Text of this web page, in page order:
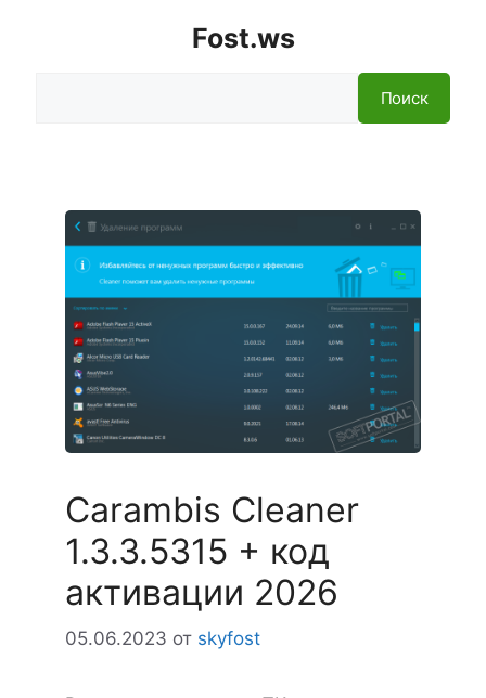
Fost.ws
Поиск
Carambis Cleaner
1.3.3.5315 + код
активации 2026
05.06.2023 от skyfost